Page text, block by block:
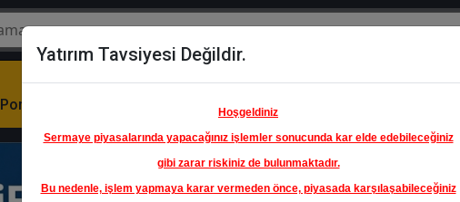
Model
Portföy
Hisse
Öne
Çıkanlar
Raporlar Partnerlerimiz
Yatırım Tavsiyesi Değildir.
Hoşgeldiniz
Sermaye piyasalarında yapacağınız işlemler sonucunda kar elde edebileceğiniz
gibi zarar riskiniz de bulunmaktadır.
Bu nedenle, işlem yapmaya karar vermeden önce, piyasada karşılaşabileceğiniz